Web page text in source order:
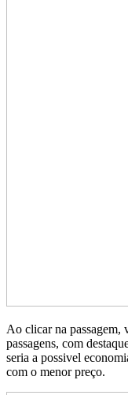
Ao clicar na passagem,
passagens, com
seria a possivel
com o menor preço.